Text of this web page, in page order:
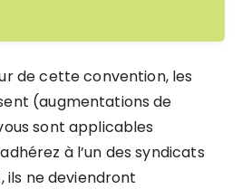
de cette convention, les
(augmentations de
sont applicables
à l’un des syndicats
ils ne deviendront